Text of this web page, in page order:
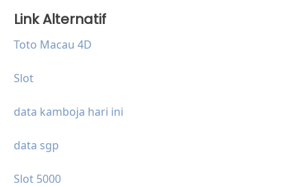
Link Alternatif
Toto Macau 4D
Slot
data kamboja hari ini
data sgp
Slot 5000